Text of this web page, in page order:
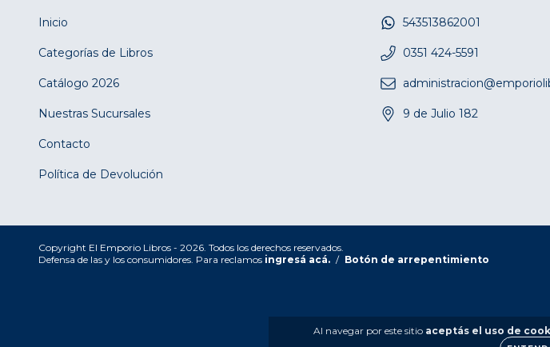
Al navegar por este sitio aceptás el uso de
Inicio
Categorías de Libros
Catálogo 2026
Nuestras Sucursales
Contacto
Política de Devolución
543513862001
0351 424-5591
9 de Julio 182
Copyright El Emporio Libros - 2026. Todos los derechos reservados.
Defensa de las y los consumidores. Para reclamos ingresá acá. / Botón de arrepentimiento